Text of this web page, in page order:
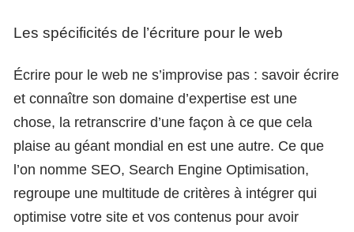
Les spécificités de l’écriture pour le web
Écrire pour le web ne s’improvise pas : savoir écrire
et connaître son domaine d’expertise est une
chose, la retranscrire d’une façon à ce que cela
plaise au géant mondial en est une autre. Ce que
l’on nomme SEO, Search Engine Optimisation,
regroupe une multitude de critères à intégrer qui
optimise votre site et vos contenus pour avoir